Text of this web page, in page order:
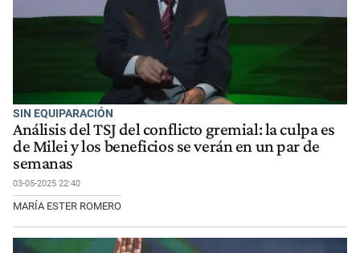
SIN EQUIPARACIÓN
Análisis del TSJ del conflicto gremial: la culpa es
de Milei y los beneficios se verán en un par de
semanas
03-05-2025 22:40
MARÍA ESTER ROMERO